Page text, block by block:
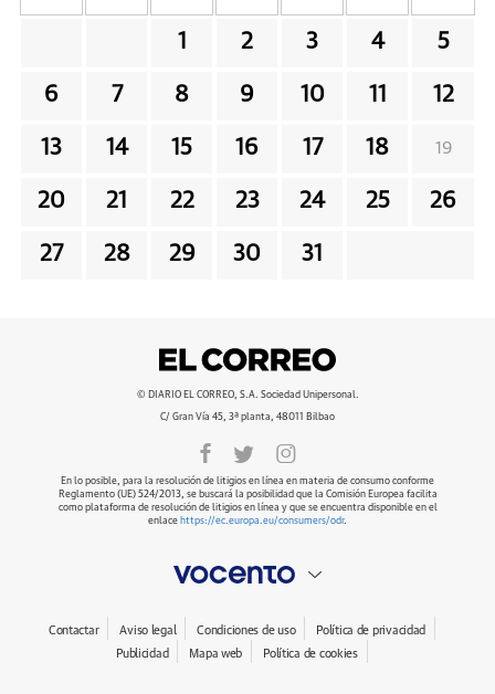
1 2 3 4 5
6 7 8 9 10 11 12
13 14 15 16 17 18 19
20 21 22 23 24 25 26
27 28 29 30 31
© DIARIO EL CORREO, S.A. Sociedad Unipersonal.
C/ Gran Vía 45, 3ª planta, 48011 Bilbao
En lo posible, para la resolución de litigios en línea en materia de consumo conforme
Reglamento (UE) 524/2013, se buscará la posibilidad que la Comisión Europea facilita
como plataforma de resolución de litigios en línea y que se encuentra disponible en el
enlace https://ec.europa.eu/consumers/odr.
Contactar Aviso legal Condiciones de uso
Política de privacidad
Publicidad
Mapa web Política de cookies